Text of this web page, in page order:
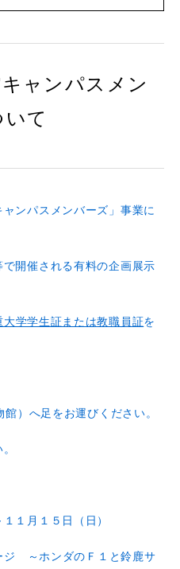
ャンパスメン
て
ンパスメンバーズ」事業に
開催される有料の企画展示
大学学生証または教職員証を
）へ足をお運びください。
１月１５日（日）
～ホンダのＦ１と鈴鹿サ